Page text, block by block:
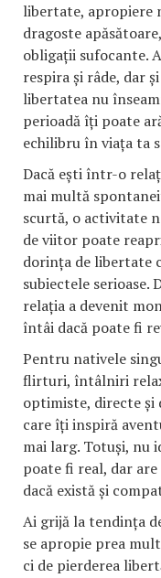
libertate, apropiere
dragoste
obligații sufocante.
respira și râde, dar
libertatea nu
perioadă îți poate
echilibru în viața ta
Dacă ești într-o
mai multă
scurtă, o activitate
de viitor poate
dorința de libertate
subiectele serioase.
relația a devenit
întâi dacă poate fi
Pentru nativele
flirturi, întâlniri
optimiste, directe și
care îți inspiră
mai larg. Totuși, nu
poate fi real, dar
dacă există și
Ai grijă la tendința
se apropie prea
ci de pierderea